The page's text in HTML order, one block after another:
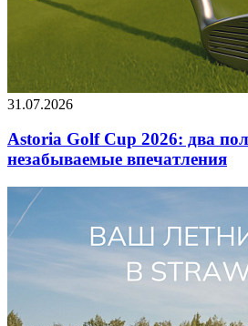
31.07.2026
Astoria Golf Cup 2026: два
незабываемые впечатления